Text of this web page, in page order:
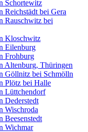
Schortewitz
Reichstädt bei Gera
Rauschwitz bei
Kloschwitz
Eilenburg
Frohburg
Altenburg, Thüringen
Göllnitz bei Schmölln
Plötz bei Halle
Lüttchendorf
Dederstedt
Wischroda
Beesenstedt
Wichmar